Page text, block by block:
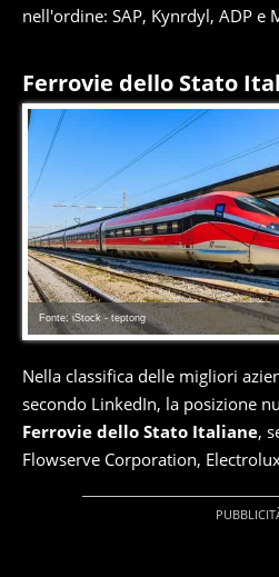
nell'ordine: SAP, Kynrdyl, ADP e
Ferrovie dello Stato
Fonte: iStock - teptong
Nella classifica delle migliori
secondo LinkedIn, la posizione
Ferrovie dello Stato Italiane,
Flowserve Corporation,